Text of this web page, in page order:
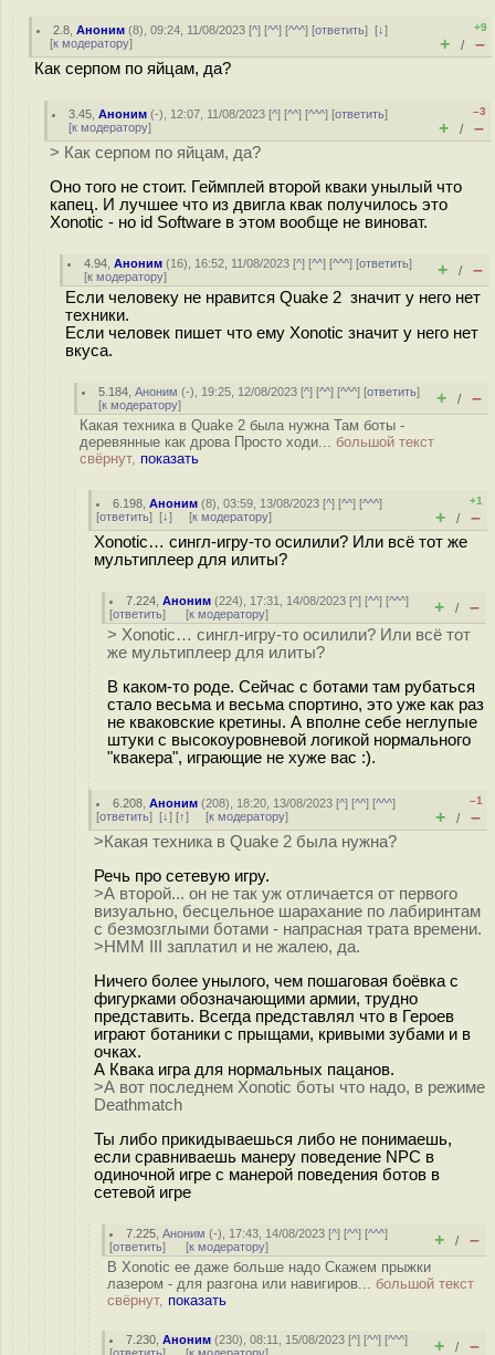
2.8 ,Аноним (8), 09:24, 11/08/2023 [^] [^^] [^^^] [ответить][↓]
[к модератору]
+9
+ / –
Как серпом по яйцам, да?
3.45 ,Аноним (-), 12:07, 11/08/2023 [^] [^^] [^^^] [ответить]
[к модератору]
–3
+ / –
> Как серпом по яйцам, да?
Оно того не стоит. Геймплей второй кваки унылый что
капец. И лучшее что из двигла квак получилось это
Xonotic - но id Software в этом вообще не виноват.
4.94 ,Аноним (16), 16:52, 11/08/2023 [^] [^^] [^^^] [ответить]
[к модератору] + / –
Если человеку не нравится Quake 2 значит у него нет
техники.
Если человек пишет что ему Xonotic значит у него нет
вкуса.
5.184 ,Аноним (-), 19:25, 12/08/2023 [^] [^^] [^^^] [ответить]
[к модератору] + / –
Какая техника в Quake 2 была нужна Там боты -
деревянные как дрова Просто ходи... большой текст
свёрнут, показать
6.198 ,Аноним (8), 03:59, 13/08/2023 [^] [^^] [^^^]
[ответить] [↓] [к модератору]
+1
+ / –
Xonotic… сингл-игру-то осилили? Или всё тот же
мультиплеер для илиты?
7.224 ,Аноним (224), 17:31, 14/08/2023 [^] [^^] [^^^]
[ответить] [к модератору] + / –
> Xonotic… сингл-игру-то осилили? Или всё тот
же мультиплеер для илиты?
В каком-то роде. Сейчас с ботами там рубаться
стало весьма и весьма спортино, это уже как раз
не кваковские кретины. А вполне себе неглупые
штуки с высокоуровневой логикой нормального
"квакера", играющие не хуже вас :).
6.208 ,Аноним (208), 18:20, 13/08/2023 [^] [^^] [^^^]
[ответить] [↓] [↑] [к модератору]
–1
+ / –
>Какая техника в Quake 2 была нужна?
Речь про сетевую игру.
>А второй... он не так уж отличается от первого
визуально, бесцельное шарахание по лабиринтам
с безмозглыми ботами - напрасная трата времени.
>HMM III заплатил и не жалею, да.
Ничего более унылого, чем пошаговая боёвка с
фигурками обозначающими армии, трудно
представить. Всегда представлял что в Героев
играют ботаники с прыщами, кривыми зубами и в
очках.
А Квака игра для нормальных пацанов.
>А вот последнем Xonotic боты что надо, в режиме
Deathmatch
Ты либо прикидываешься либо не понимаешь,
если сравниваешь манеру поведение NPC в
одиночной игре с манерой поведения ботов в
сетевой игре
7.225 ,Аноним (-), 17:43, 14/08/2023 [^] [^^] [^^^]
[ответить] [к модератору] + / –
В Xonotic ее даже больше надо Скажем прыжки
лазером - для разгона или навигиров... большой текст
свёрнут, показать
7.230 ,Аноним (230), 08:11, 15/08/2023 [^] [^^] [^^^]
+ / –